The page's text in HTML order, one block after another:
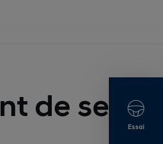
de se
Essai